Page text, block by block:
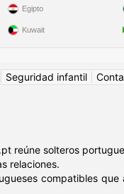
Egipto
Kuwait
Seguridad infantil
reúne solteros
relaciones.
compatibles